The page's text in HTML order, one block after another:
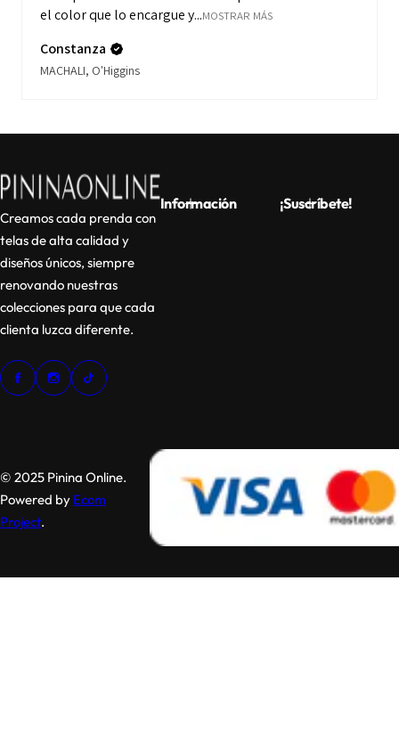
el color que lo encargue y...MOSTRAR MÁS
Constanza
MACHALI, O'Higgins
Creamos cada prenda con
telas de alta calidad y
diseños únicos, siempre
renovando nuestras
colecciones para que cada
clienta luzca diferente.
Información ¡Suscríbete!
© 2025 Pinina Online.
Powered by Ecom
Project.